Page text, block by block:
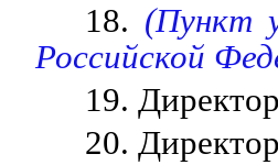
18. (Пункт
Российской
19.
20.